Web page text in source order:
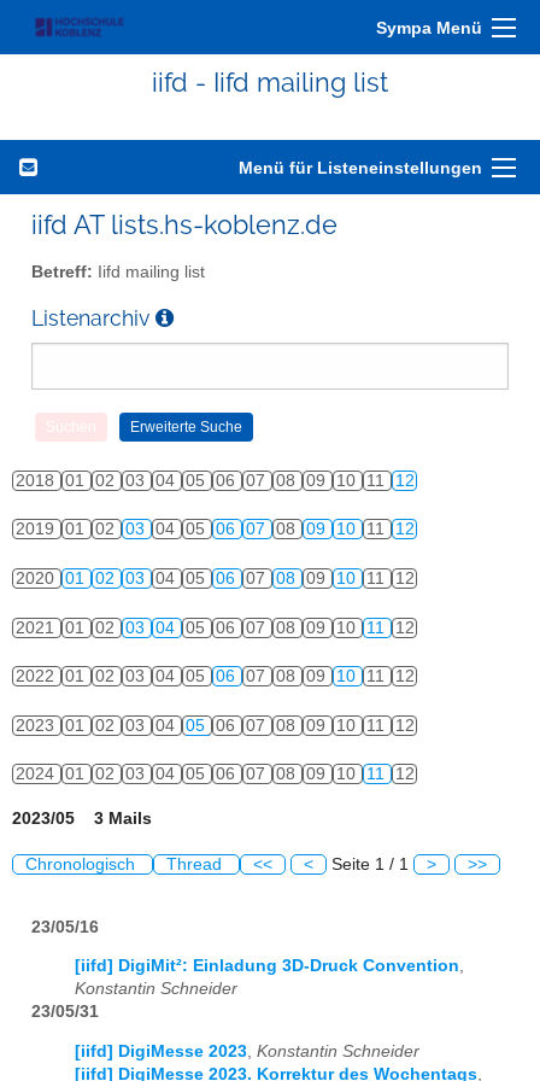
Sympa Menü
iifd - Iifd mailing list
Menü für Listeneinstellungen
iifd AT lists.hs-koblenz.de
Betreff: Iifd mailing list
Listenarchiv
2018 01 02 03 04 05 06 07 08 09 10 11 12
2019 01 02 03 04 05 06 07 08 09 10 11 12
2020 01 02 03 04 05 06 07 08 09 10 11 12
2021 01 02 03 04 05 06 07 08 09 10 11 12
2022 01 02 03 04 05 06 07 08 09 10 11 12
2023 01 02 03 04 05 06 07 08 09 10 11 12
2024 01 02 03 04 05 06 07 08 09 10 11 12
2023/05 3 Mails
Chronologisch Thread << < Seite 1 / 1 > >>
23/05/16
[iifd] DigiMit²: Einladung 3D-Druck Convention,
Konstantin Schneider
23/05/31
[iifd] DigiMesse 2023 Konstantin Schneider
[iifd] DigiMesse 2023. Korrektur des Wochentags